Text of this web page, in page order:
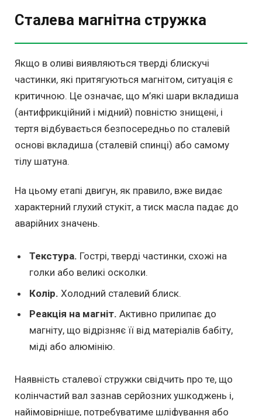
Сталева магнітна стружка
Якщо в оливі виявляються тверді блискучі
частинки, які притягуються магнітом, ситуація є
критичною. Це означає, що м’які шари вкладиша
(антифрикційний і мідний) повністю знищені, і
тертя відбувається безпосередньо по сталевій
основі вкладиша (сталевій спинці) або самому
тілу шатуна.
На цьому етапі двигун, як правило, вже видає
характерний глухий стукіт, а тиск масла падає до
аварійних значень.
Текстура. Гострі, тверді частинки, схожі на
голки або великі осколки.
Колір. Холодний сталевий блиск.
Реакція на магніт. Активно прилипає до
магніту, що відрізняє її від матеріалів бабіту,
міді або алюмінію.
Наявність сталевої стружки свідчить про те, що
колінчастий вал зазнав серйозних ушкоджень і,
найімовірніше, потребуватиме шліфування або